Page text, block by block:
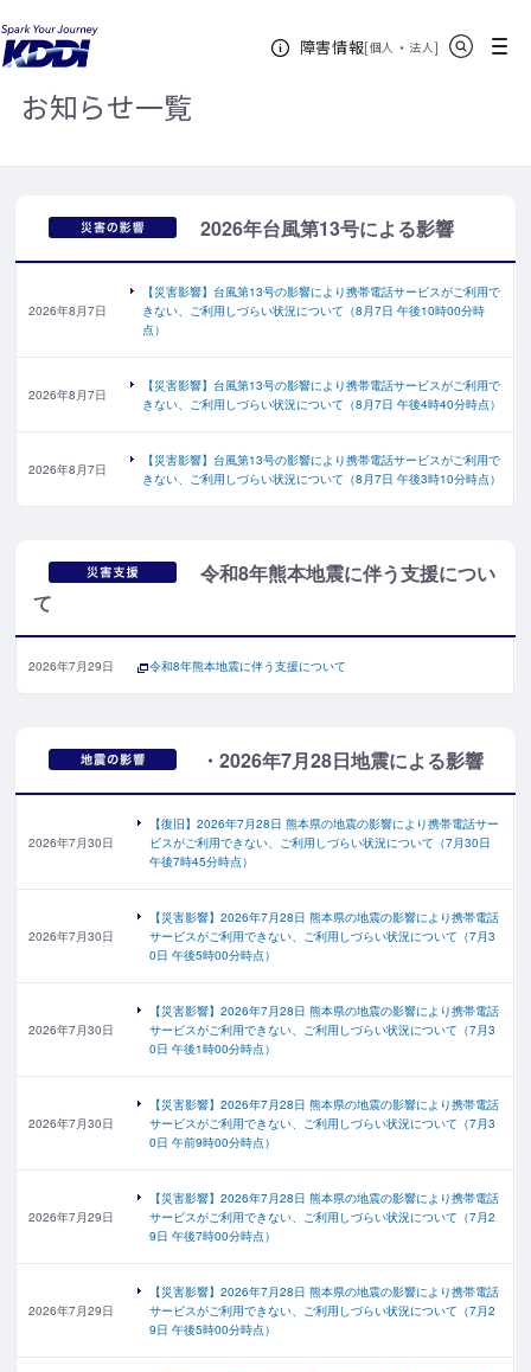
障害情報[個人 ・ 法人新規ウィンドウ
]
メニュー
KDDIホーム
お知らせ一覧
2026年台風第13号による影響
2026年8月7日
【災害影響】台風第13号の影響により携帯電話サービスがご利用で
きない、ご利用しづらい状況について（8月7日 午後10時00分時
点）
2026年8月7日
【災害影響】台風第13号の影響により携帯電話サービスがご利用で
きない、ご利用しづらい状況について（8月7日 午後4時40分時点）
2026年8月7日
【災害影響】台風第13号の影響により携帯電話サービスがご利用で
きない、ご利用しづらい状況について（8月7日 午後3時10分時点）
令和8年熊本地震に伴う支援につい
て
2026年7月29日 令和8年熊本地震に伴う支援について
・2026年7月28日地震による影響
2026年7月30日
【復旧】2026年7月28日 熊本県の地震の影響により携帯電話サー
ビスがご利用できない、ご利用しづらい状況について（7月30日
午後7時45分時点）
2026年7月30日
【災害影響】2026年7月28日 熊本県の地震の影響により携帯電話
サービスがご利用できない、ご利用しづらい状況について（7月3
0日 午後5時00分時点）
2026年7月30日
【災害影響】2026年7月28日 熊本県の地震の影響により携帯電話
サービスがご利用できない、ご利用しづらい状況について（7月3
0日 午後1時00分時点）
2026年7月30日
【災害影響】2026年7月28日 熊本県の地震の影響により携帯電話
サービスがご利用できない、ご利用しづらい状況について（7月3
0日 午前9時00分時点）
2026年7月29日
【災害影響】2026年7月28日 熊本県の地震の影響により携帯電話
サービスがご利用できない、ご利用しづらい状況について（7月2
9日 午後7時00分時点）
2026年7月29日
【災害影響】2026年7月28日 熊本県の地震の影響により携帯電話
サービスがご利用できない、ご利用しづらい状況について（7月2
9日 午後5時00分時点）